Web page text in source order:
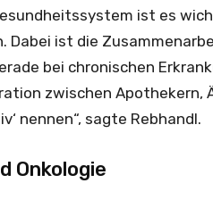
ist es
Dabei ist die
bei chronischen
zwischen Apothekern,
nennen“, sagte Rebhandl.
Onkologie